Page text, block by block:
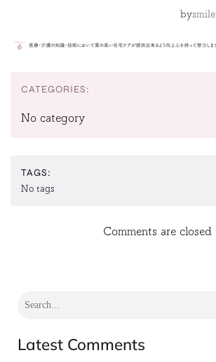
bysmile
CATEGORIES:
No category
TAGS:
No tags
Comments are closed
Latest Comments